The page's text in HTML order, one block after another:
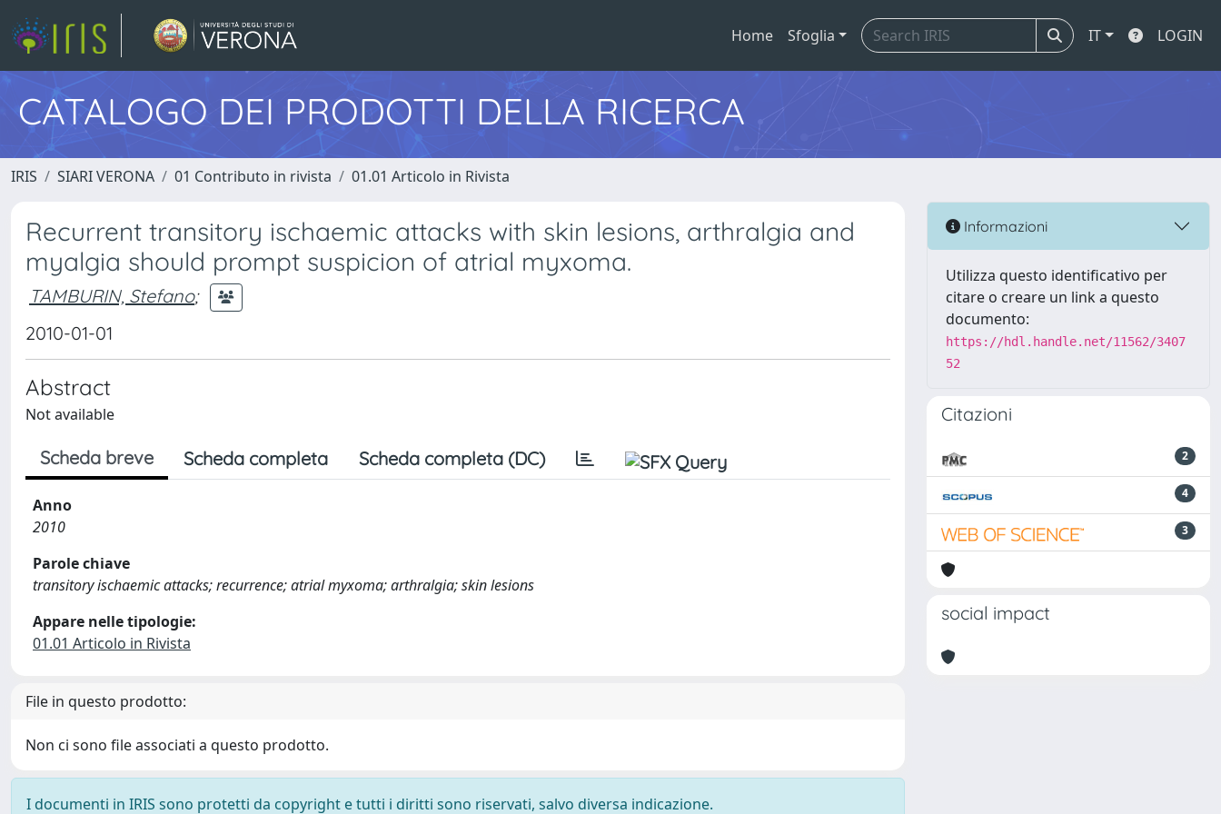
Home Sfoglia IT LOGIN
CATALOGO DEI PRODOTTI DELLA RICERCA
IRIS SIARI VERONA 01 Contributo in rivista 01.01 Articolo in Rivista
Recurrent transitory ischaemic attacks with skin lesions, arthralgia and
myalgia should prompt suspicion of atrial myxoma.
TAMBURIN, Stefano;
2010-01-01
Abstract
Not available
Scheda breve Scheda completa Scheda completa (DC)
Anno
2010
Parole chiave
transitory ischaemic attacks; recurrence; atrial myxoma; arthralgia; skin lesions
Appare nelle tipologie:
01.01 Articolo in Rivista
File in questo prodotto:
Non ci sono file associati a questo prodotto.
I documenti in IRIS sono protetti da copyright e tutti i diritti sono riservati, salvo diversa indicazione.
Informazioni
Utilizza questo identificativo per
citare o creare un link a questo
documento:
https://hdl.handle.net/11562/3407
52
Citazioni
2
4
3
social impact